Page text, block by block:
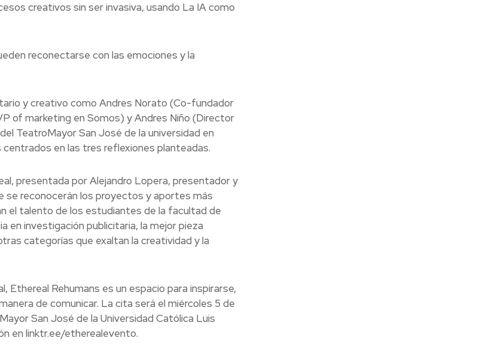
creativos sin ser invasiva, usando La IA como
reconectarse con las emociones y la
y creativo como Andres Norato (Co-fundador
of marketing en Somos) y Andres Niño (Director
TeatroMayor San José de la universidad en
en las tres reflexiones planteadas.
presentada por Alejandro Lopera, presentador y
se reconocerán los proyectos y aportes más
el talento de los estudiantes de la facultad de
en investigación publicitaria, la mejor pieza
categorías que exaltan la creatividad y la
Ethereal Rehumans es un espacio para inspirarse,
de comunicar. La cita será el miércoles 5 de
San José de la Universidad Católica Luis
en linktr.ee/etherealevento.